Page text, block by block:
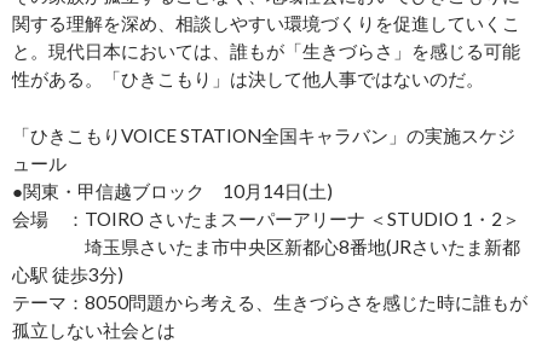
関する理解を深め、相談しやすい環境づくりを促進していくこ
と。現代日本においては、誰もが「生きづらさ」を感じる可能
性がある。「ひきこもり」は決して他人事ではないのだ。
「ひきこもりVOICE STATION全国キャラバン」の実施スケジ
ュール
●関東・甲信越ブロック 10月14日(土)
会場 ：TOIRO さいたまスーパーアリーナ ＜STUDIO 1・2＞
埼玉県さいたま市中央区新都心8番地(JRさいたま新都
心駅 徒歩3分)
テーマ：8050問題から考える、生きづらさを感じた時に誰もが
孤立しない社会とは